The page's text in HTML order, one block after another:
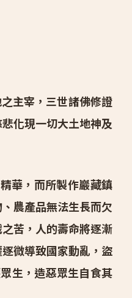
主宰，三世諸佛修證
化現一切大土地神及
華，而所製作巖藏鎮
農產品無法生長而欠
苦，人的壽命將逐漸
微導致國家動亂，盜
生，造惡眾生自食其